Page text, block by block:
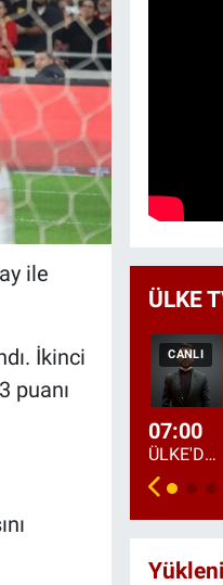
ile
İkinci
puanı
ÜLKE
CANLI
07:00
ÜLKE'DE BU SABAH